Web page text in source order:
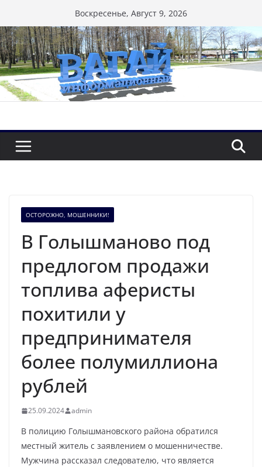
к
содержимому
Воскресенье, Август 9, 2026
ОСТОРОЖНО, МОШЕННИКИ!
В Голышманово под
предлогом продажи
топлива аферисты
похитили у
предпринимателя
более полумиллиона
рублей
25.09.2024 admin
В полицию Голышмановского района обратился
местный житель с заявлением о мошенничестве.
Мужчина рассказал следователю, что является